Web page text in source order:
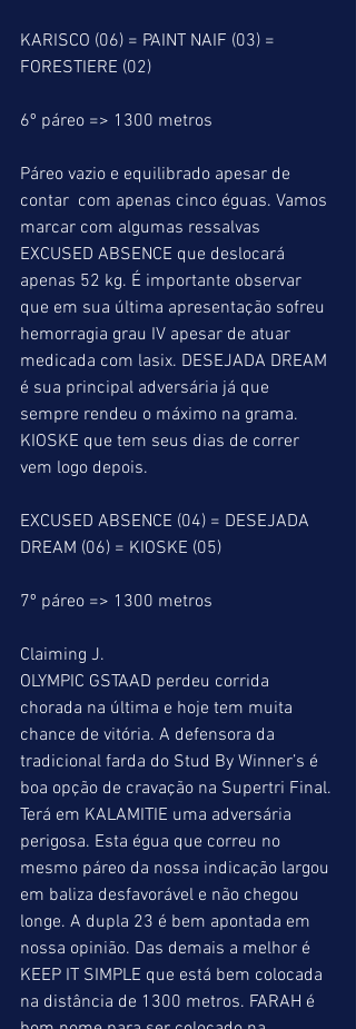
KARISCO (06) = PAINT NAIF (03) =
FORESTIERE (02)
6º páreo => 1300 metros
Páreo vazio e equilibrado apesar de
contar  com apenas cinco éguas. Vamos
marcar com algumas ressalvas
EXCUSED ABSENCE que deslocará
apenas 52 kg. É importante observar
que em sua última apresentação sofreu
hemorragia grau IV apesar de atuar
medicada com lasix. DESEJADA DREAM
é sua principal adversária já que
sempre rendeu o máximo na grama.
KIOSKE que tem seus dias de correr
vem logo depois.
EXCUSED ABSENCE (04) = DESEJADA
DREAM (06) = KIOSKE (05)
7º páreo => 1300 metros
Claiming J.
OLYMPIC GSTAAD perdeu corrida
chorada na última e hoje tem muita
chance de vitória. A defensora da
tradicional farda do Stud By Winner’s é
boa opção de cravação na Supertri Final.
Terá em KALAMITIE uma adversária
perigosa. Esta égua que correu no
mesmo páreo da nossa indicação largou
em baliza desfavorável e não chegou
longe. A dupla 23 é bem apontada em
nossa opinião. Das demais a melhor é
KEEP IT SIMPLE que está bem colocada
na distância de 1300 metros. FARAH é